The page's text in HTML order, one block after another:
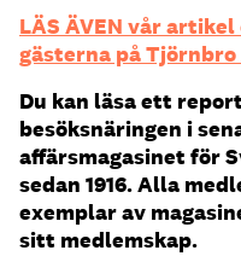
LÄS ÄVEN vår
gästerna på
Du kan läsa ett
besöksnäringen i
affärsmagasinet för
sedan 1916. Alla
exemplar av
sitt medlemskap.